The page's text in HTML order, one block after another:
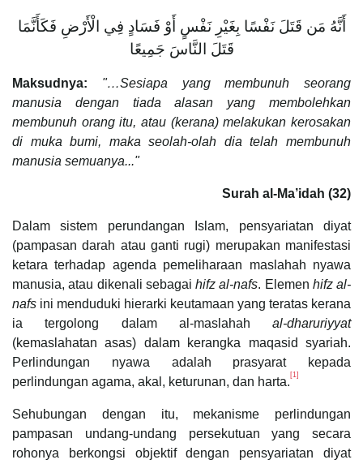
أَنَّهُ مَن قَتَلَ نَفْسًا بِغَيْرِ نَفْسٍ أَوْ فَسَادٍ فِي الْأَرْضِ فَكَأَنَّمَا
قَتَلَ النَّاسَ جَمِيعًا
Maksudnya:
"…Sesiapa yang membunuh seorang
manusia dengan tiada alasan yang membolehkan
membunuh orang itu, atau (kerana) melakukan kerosakan
di muka bumi, maka seolah-olah dia telah membunuh
manusia semuanya..."
Surah al-Ma’idah (32)
Dalam sistem perundangan Islam, pensyariatan diyat
(pampasan darah atau ganti rugi) merupakan manifestasi
ketara terhadap agenda pemeliharaan maslahah nyawa
manusia, atau dikenali sebagai hifz al-nafs. Elemen hifz al-
nafs ini menduduki hierarki keutamaan yang teratas kerana
ia tergolong dalam al-maslahah al-dharuriyyat
(kemaslahatan asas) dalam kerangka maqasid syariah.
Perlindungan nyawa adalah prasyarat kepada
perlindungan agama, akal, keturunan, dan harta. [1]
Sehubungan dengan itu, mekanisme perlindungan
pampasan undang-undang persekutuan yang secara
rohonya berkongsi objektif dengan pensyariatan diyat